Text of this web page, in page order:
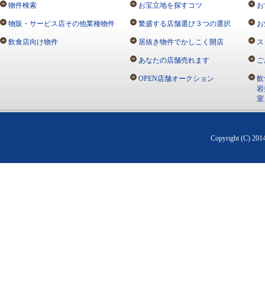
物件検索
物販・サービス店その他業種物件
飲食店向け物件
お宝立地を探すコツ
繁盛する店舗選び３つの選択
居抜き物件でかしこく開店
あなたの店舗売れます
OPEN店舗オークション
Copyright (C)